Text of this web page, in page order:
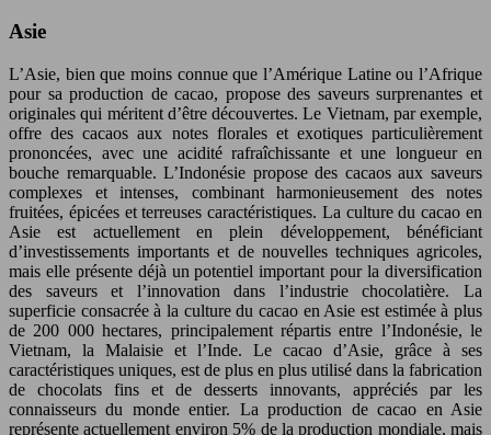
Asie
L’Asie, bien que moins connue que l’Amérique Latine ou l’Afrique
pour sa production de cacao, propose des saveurs surprenantes et
originales qui méritent d’être découvertes. Le Vietnam, par exemple,
offre des cacaos aux notes florales et exotiques particulièrement
prononcées, avec une acidité rafraîchissante et une longueur en
bouche remarquable. L’Indonésie propose des cacaos aux saveurs
complexes et intenses, combinant harmonieusement des notes
fruitées, épicées et terreuses caractéristiques. La culture du cacao en
Asie est actuellement en plein développement, bénéficiant
d’investissements importants et de nouvelles techniques agricoles,
mais elle présente déjà un potentiel important pour la diversification
des saveurs et l’innovation dans l’industrie chocolatière. La
superficie consacrée à la culture du cacao en Asie est estimée à plus
de 200 000 hectares, principalement répartis entre l’Indonésie, le
Vietnam, la Malaisie et l’Inde. Le cacao d’Asie, grâce à ses
caractéristiques uniques, est de plus en plus utilisé dans la fabrication
de chocolats fins et de desserts innovants, appréciés par les
connaisseurs du monde entier. La production de cacao en Asie
représente actuellement environ 5% de la production mondiale, mais